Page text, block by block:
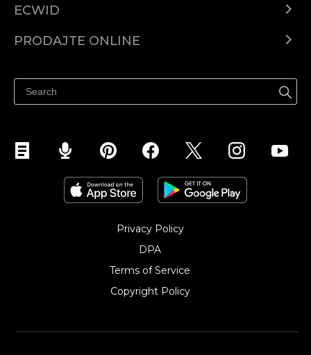
ECWID
PRODAJTE ONLINE
Privacy Policy
DPA
Terms of Service
Copyright Policy‎